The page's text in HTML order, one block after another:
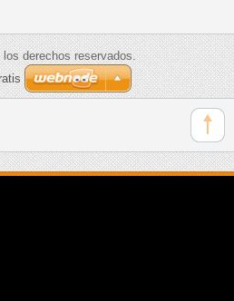
derechos reservados.